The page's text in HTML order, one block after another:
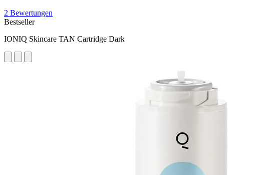
2 Bewertungen
Bestseller
IONIQ Skincare TAN Cartridge Dark